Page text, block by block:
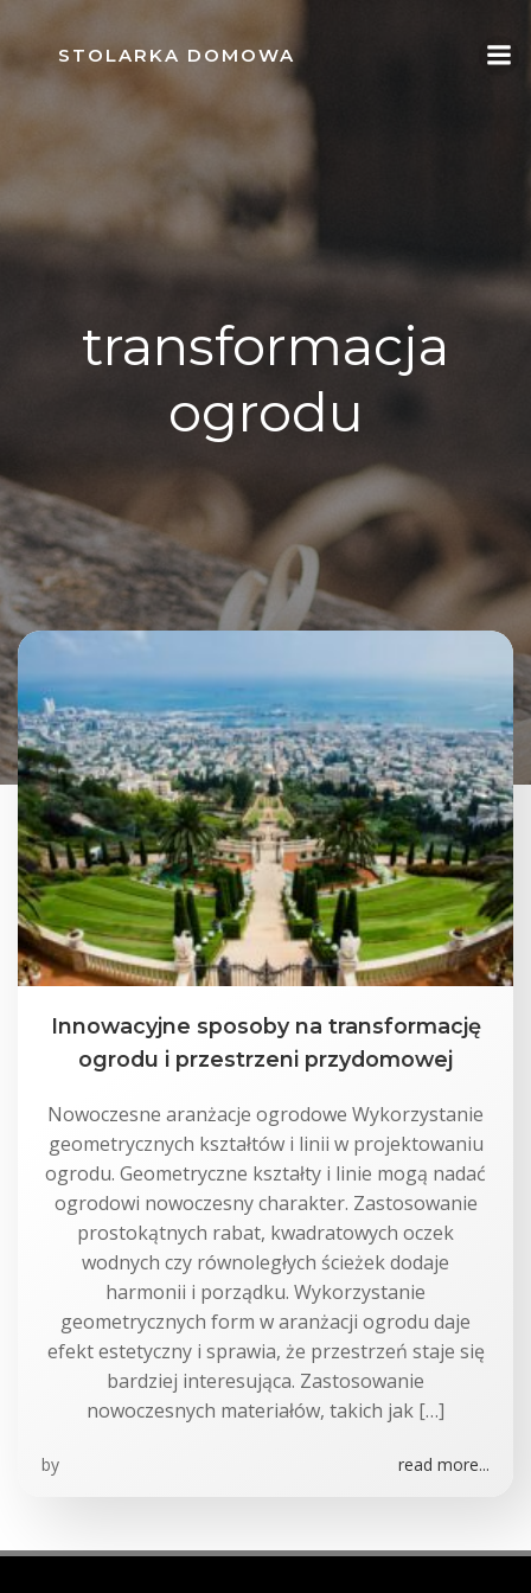
content
STOLARKA DOMOWA
transformacja
ogrodu
Innowacyjne sposoby na transformację
ogrodu i przestrzeni przydomowej
Nowoczesne aranżacje ogrodowe Wykorzystanie
geometrycznych kształtów i linii w projektowaniu
ogrodu. Geometryczne kształty i linie mogą nadać
ogrodowi nowoczesny charakter. Zastosowanie
prostokątnych rabat, kwadratowych oczek
wodnych czy równoległych ścieżek dodaje
harmonii i porządku. Wykorzystanie
geometrycznych form w aranżacji ogrodu daje
efekt estetyczny i sprawia, że przestrzeń staje się
bardziej interesująca. Zastosowanie
nowoczesnych materiałów, takich jak […]
by read more...